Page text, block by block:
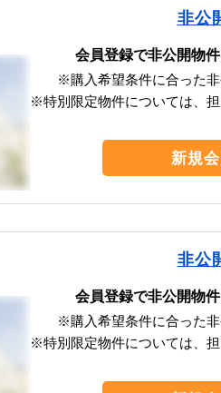
非公
会員登録で非公開物
※購入希望条件に合った非
※特別限定物件については、担
新規
非公
会員登録で非公開物
※購入希望条件に合った非
※特別限定物件については、担